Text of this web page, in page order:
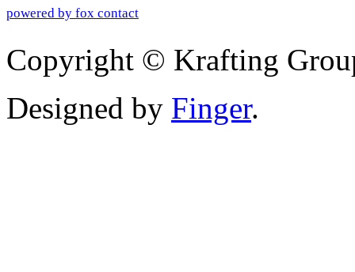
powered by fox contact
Copyright © Krafting
Designed by Finger.